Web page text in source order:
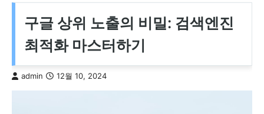
구글 상위 노출의 비밀: 검색엔진
최적화 마스터하기
admin 12월 10, 2024